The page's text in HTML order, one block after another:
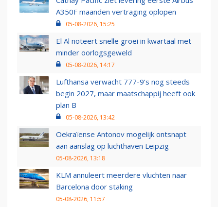
A350F maanden vertraging oplopen
05-08-2026, 15:25
El Al noteert snelle groei in kwartaal met
minder oorlogsgeweld
05-08-2026, 14:17
Lufthansa verwacht 777-9’s nog steeds
begin 2027, maar maatschappij heeft ook
plan B
05-08-2026, 13:42
Oekraïense Antonov mogelijk ontsnapt
aan aanslag op luchthaven Leipzig
05-08-2026, 13:18
KLM annuleert meerdere vluchten naar
Barcelona door staking
05-08-2026, 11:57